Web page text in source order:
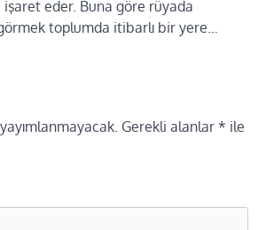
eder. Buna göre rüyada
toplumda itibarlı bir yere…
Gerekli alanlar * ile